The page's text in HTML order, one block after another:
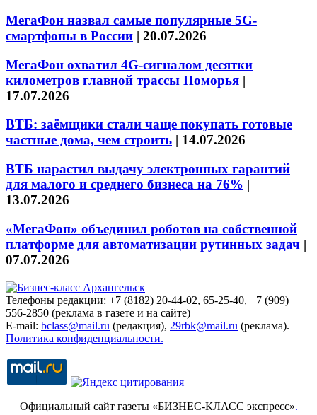
МегаФон назвал самые популярные 5G-
смартфоны в России | 20.07.2026
МегаФон охватил 4G-сигналом десятки
километров главной трассы Поморья |
17.07.2026
ВТБ: заёмщики стали чаще покупать готовые
частные дома, чем строить | 14.07.2026
ВТБ нарастил выдачу электронных гарантий
для малого и среднего бизнеса на 76% |
13.07.2026
«МегаФон» объединил роботов на собственной
платформе для автоматизации рутинных задач |
07.07.2026
Телефоны редакции: +7 (8182) 20-44-02, 65-25-40, +7 (909)
556-2850 (реклама в газете и на сайте)
E-mail: bclass@mail.ru (редакция), 29rbk@mail.ru (реклама).
Политика конфиденциальности.
Официальный сайт газеты «БИЗНЕС-КЛАСС экспресс».